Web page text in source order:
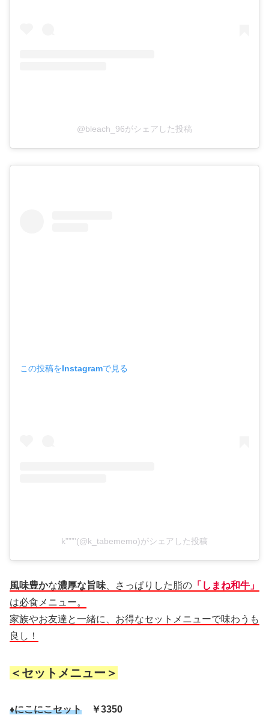
@bleach_96がシェアした投稿
この投稿をInstagramで見る
k”””'(@k_tabememo)がシェアした投稿
風味豊かな濃厚な旨味、さっぱりした脂の 「しまね和牛」
は必食メニュー。
家族やお友達と一緒に、お得なセットメニューで味わうも
良し！
＜セットメニュー＞
♦にこにこセット ￥3350